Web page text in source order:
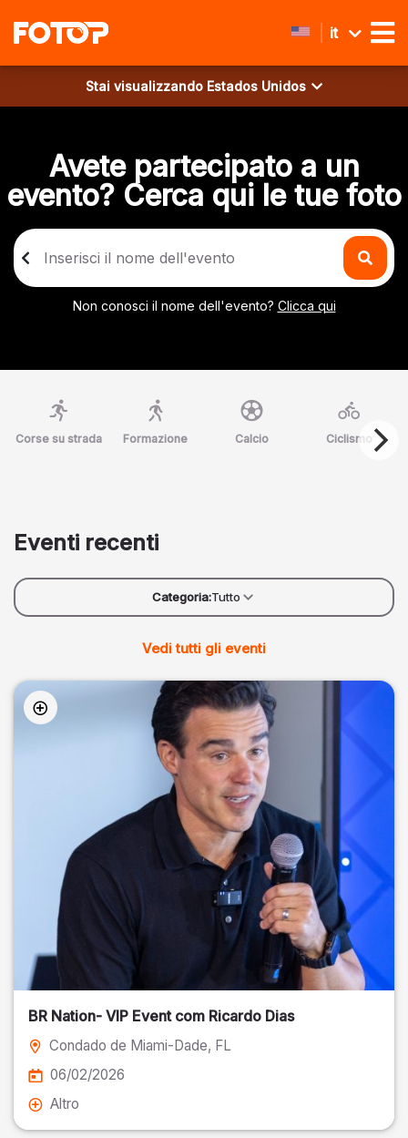
it
Stai visualizzando Estados Unidos
Avete partecipato a un
evento? Cerca qui le tue foto
Non conosci il nome dell'evento? Clicca qui
Corse su strada Formazione Calcio Ciclismo
Eventi recenti
Categoria:Tutto
Vedi tutti gli eventi
BR Nation- VIP Event com Ricardo Dias
Condado de Miami-Dade, FL
06/02/2026
Altro